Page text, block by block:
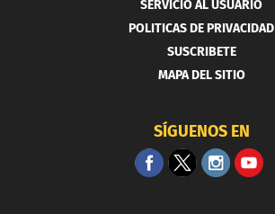
SERVICIO AL USUARIO
POLITICAS DE PRIVACIDAD
SUSCRIBETE
MAPA DEL SITIO
SÍGUENOS EN